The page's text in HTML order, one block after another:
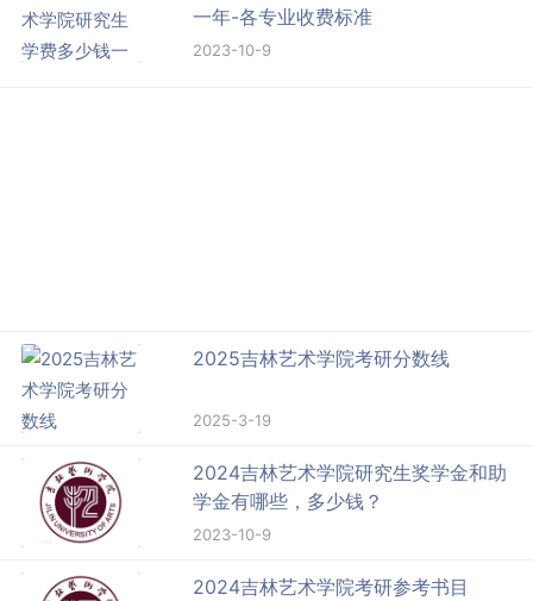
一年-各专业收费标准
2023-10-9
2025吉林艺术学院考研分数线
2025-3-19
2024吉林艺术学院研究生奖学金和助
学金有哪些，多少钱？
2023-10-9
2024吉林艺术学院考研参考书目